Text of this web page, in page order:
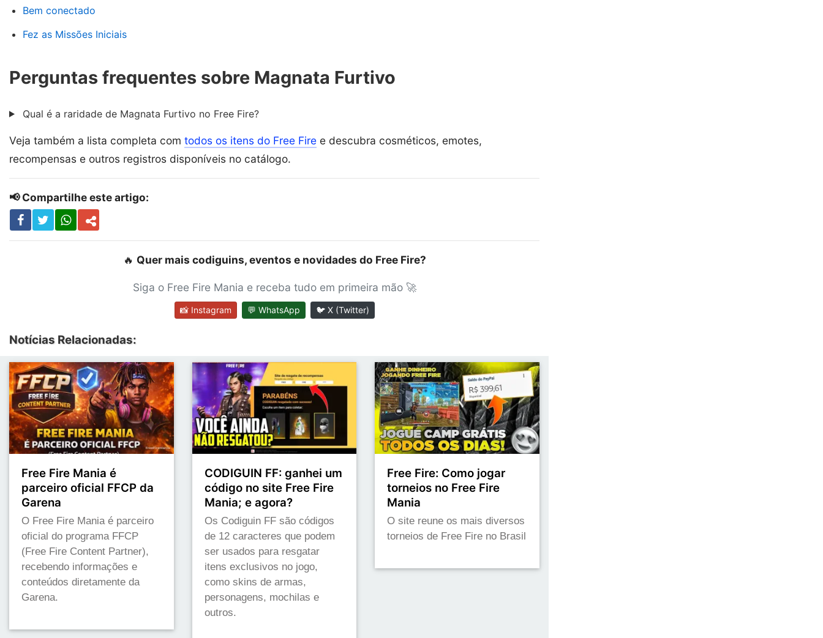
Bem conectado
Fez as Missões Iniciais
Perguntas frequentes sobre Magnata Furtivo
Qual é a raridade de Magnata Furtivo no Free Fire?
Veja também a lista completa com todos os itens do Free Fire e descubra cosméticos, emotes,
recompensas e outros registros disponíveis no catálogo.
📢 Compartilhe este artigo:
🔥 Quer mais codiguins, eventos e novidades do Free Fire?
Siga o Free Fire Mania e receba tudo em primeira mão 🚀
📸 Instagram 💬 WhatsApp 🐦 X (Twitter)
Notícias Relacionadas:
Free Fire Mania é
parceiro oficial FFCP da
Garena
O Free Fire Mania é parceiro
oficial do programa FFCP
(Free Fire Content Partner),
recebendo informações e
conteúdos diretamente da
Garena.
CODIGUIN FF: ganhei um
código no site Free Fire
Mania; e agora?
Os Codiguin FF são códigos
de 12 caracteres que podem
ser usados para resgatar
itens exclusivos no jogo,
como skins de armas,
personagens, mochilas e
outros.
Free Fire: Como jogar
torneios no Free Fire
Mania
O site reune os mais diversos
torneios de Free Fire no Brasil